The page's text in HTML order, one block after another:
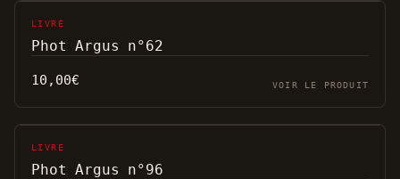
LIVRE
Phot Argus n°62
10,00€ VOIR LE PRODUIT
LIVRE
Phot Argus n°96